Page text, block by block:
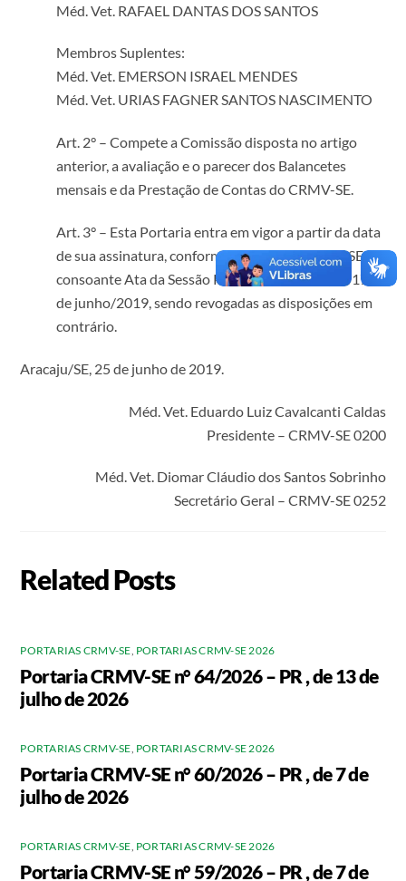
Méd. Vet. RAFAEL DANTAS DOS SANTOS
Membros Suplentes:
Méd. Vet. EMERSON ISRAEL MENDES
Méd. Vet. URIAS FAGNER SANTOS NASCIMENTO
Art. 2° – Compete a Comissão disposta no artigo
anterior, a avaliação e o parecer dos Balancetes
mensais e da Prestação de Contas do CRMV-SE.
Art. 3° – Esta Portaria entra em vigor a partir da data
de sua assinatura, conforme decisão do CRMV-SE,
consoante Ata da Sessão Plenária Ordinária, de 17
de junho/2019, sendo revogadas as disposições em
contrário.
Aracaju/SE, 25 de junho de 2019.
Méd. Vet. Eduardo Luiz Cavalcanti Caldas
Presidente – CRMV-SE 0200
Méd. Vet. Diomar Cláudio dos Santos Sobrinho
Secretário Geral – CRMV-SE 0252
Related Posts
PORTARIAS CRMV-SE, PORTARIAS CRMV-SE 2026
Portaria CRMV-SE n° 64/2026 – PR , de 13 de
julho de 2026
PORTARIAS CRMV-SE PORTARIAS CRMV-SE 2026
Portaria CRMV-SE n° 60/2026 – PR , de 7 de
julho de 2026
PORTARIAS CRMV-SE PORTARIAS CRMV-SE 2026
Portaria CRMV-SE n° 59/2026 – PR , de 7 de